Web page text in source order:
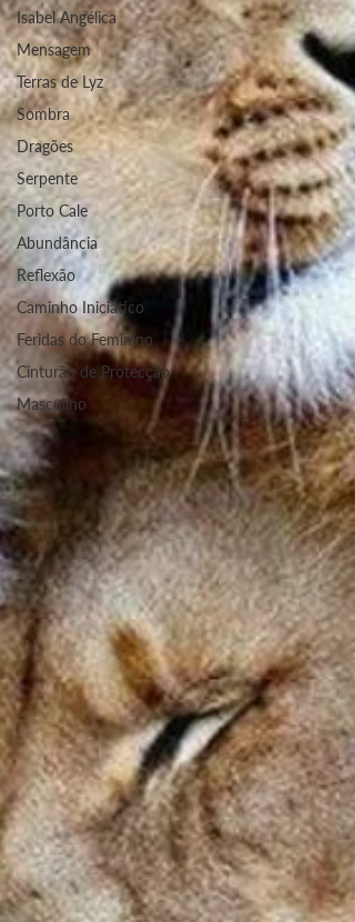
Isabel Angélica
Mensagem
Terras de Lyz
Sombra
Dragões
Serpente
Porto Cale
Abundância
Reflexão
Caminho Iniciático
Feridas do Feminino
Cinturão de Protecção
Masculino